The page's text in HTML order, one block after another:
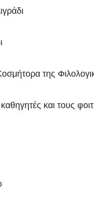
της
και τους